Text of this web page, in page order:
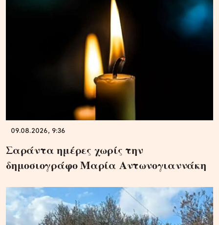
09.08.2026, 9:36
Σαράντα ημέρες χωρίς την
δημοσιογράφο Μαρία Αντωνογιαννάκη